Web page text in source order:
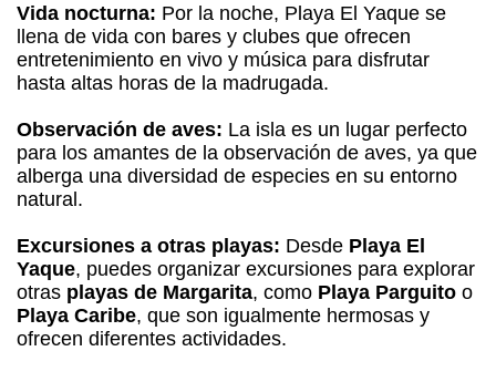
Vida nocturna: Por la noche, Playa El Yaque se
llena de vida con bares y clubes que ofrecen
entretenimiento en vivo y música para disfrutar
hasta altas horas de la madrugada.
Observación de aves: La isla es un lugar perfecto
para los amantes de la observación de aves, ya que
alberga una diversidad de especies en su entorno
natural.
Excursiones a otras playas: Desde Playa El
Yaque, puedes organizar excursiones para explorar
otras playas de Margarita, como Playa Parguito o
Playa Caribe, que son igualmente hermosas y
ofrecen diferentes actividades.